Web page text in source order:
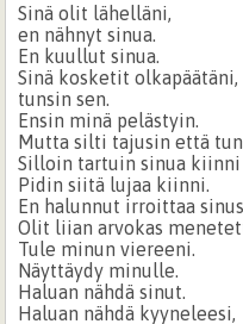
Sinä olit lähelläni,
en nähnyt sinua.
En kuullut sinua.
Sinä kosketit olkapäätäni,
tunsin sen.
Ensin minä pelästyin.
Mutta silti tajusin että
Silloin tartuin sinua kiinni
Pidin siitä lujaa kiinni.
En halunnut irroittaa
Olit liian arvokas
Tule minun viereeni.
Näyttäydy minulle.
Haluan nähdä sinut.
Haluan nähdä kyyneleesi,